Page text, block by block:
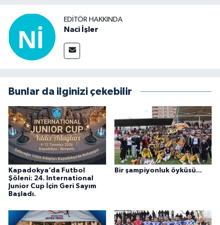
EDITÖR HAKKINDA
Naci İşler
Bunlar da ilginizi çekebilir
Kapadokya’da Futbol
Şöleni: 24. International
Junior Cup İçin Geri Sayım
Başladı.
Bir şampiyonluk öyküsü...